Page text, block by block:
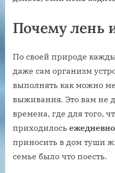
Почему лень
По своей природе
даже сам организм
выполнять как можно
выживания. Это вам не
времена, где для того,
приходилось ежедневно
приносить в дом туши
семье было что поесть.